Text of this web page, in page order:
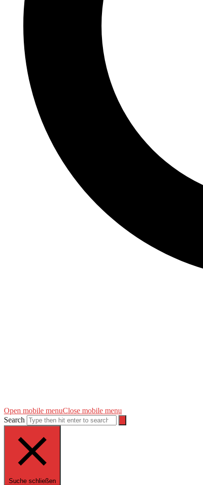
Open mobile menuClose mobile menu
Search
Suche schließen